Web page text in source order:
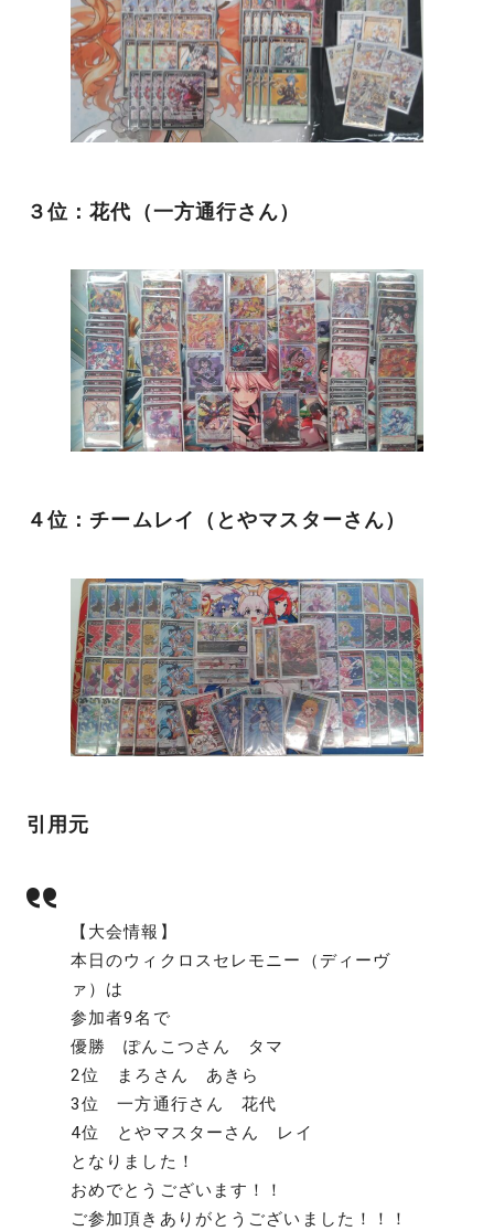
３位：花代（一方通行さん）
４位：チームレイ（とやマスターさん）
引用元
【大会情報】
本日のウィクロスセレモニー（ディーヴ
ァ）は
参加者9名で
優勝 ぽんこつさん タマ
2位 まろさん あきら
3位 一方通行さん 花代
4位 とやマスターさん レイ
となりました！
おめでとうございます！！
ご参加頂きありがとうございました！！！